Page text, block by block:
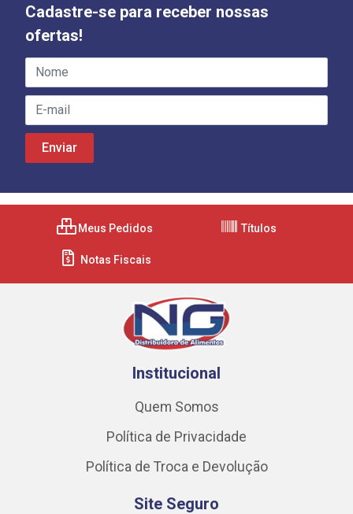
Cadastre-se para receber nossas
ofertas!
Meus Pedidos Títulos
Notas Fiscais
Institucional
Quem Somos
Política de Privacidade
Política de Troca e Devolução
Site Seguro